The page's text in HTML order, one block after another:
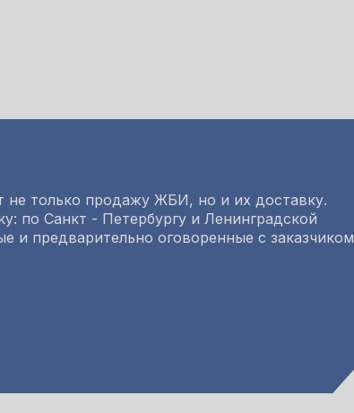
не только продажу ЖБИ, но и их доставку.
по Санкт - Петербургу и Ленинградской
и предварительно оговоренные с заказчиком